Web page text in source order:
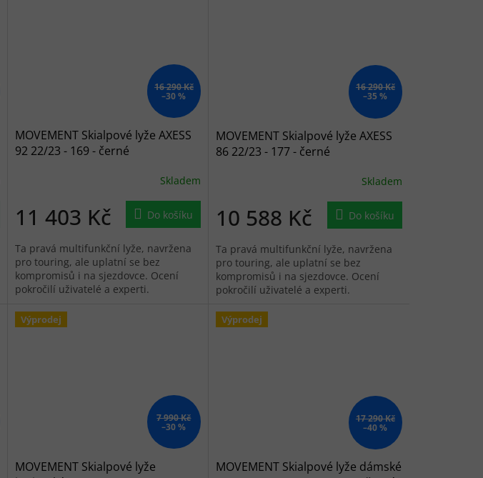
16 290 Kč
–30 %
MOVEMENT Skialpové lyže AXESS
92 22/23 - 169 - černé
Skladem
11 403 Kč Do košíku
Ta pravá multifunkční lyže, navržena
pro touring, ale uplatní se bez
kompromisů i na sjezdovce. Ocení
pokročilí uživatelé a experti.
16 290 Kč
–35 %
MOVEMENT Skialpové lyže AXESS
86 22/23 - 177 - černé
Skladem
10 588 Kč Do košíku
Ta pravá multifunkční lyže, navržena
pro touring, ale uplatní se bez
kompromisů i na sjezdovce. Ocení
pokročilí uživatelé a experti.
Výprodej
7 990 Kč
–30 %
MOVEMENT Skialpové lyže
Výprodej
17 290 Kč
–40 %
MOVEMENT Skialpové lyže dámské